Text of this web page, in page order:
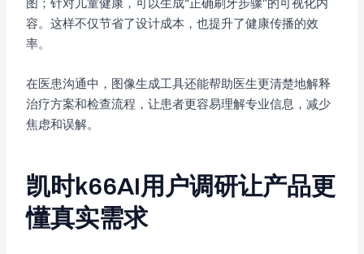
容。这样不仅节省了设计成本，也提升了健康传播的效
率。
在医患沟通中，图像生成工具还能帮助医生更清楚地解释
治疗方案和检查流程，让患者更容易理解专业信息，减少
焦虑和误解。
凯时k66AI用户调研让产品更
懂真实需求